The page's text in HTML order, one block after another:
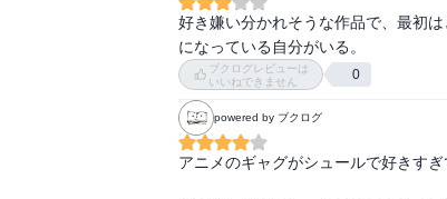
好き嫌い分かれそうな作品で、最初
になっている自分がいる。
ブクログレビューは
いいねできません
0
powered by ブクログ
アニメのギャグがシュールで好きす